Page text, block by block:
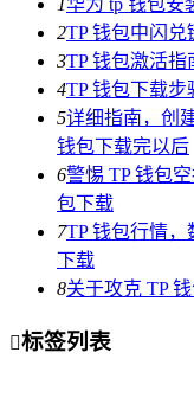
1华为 tp 钱包安
2TP 钱包中闪
3TP 钱包激活指
4TP 钱包下载
5详细指南，创
钱包下载完以后
6警惕 TP 钱包
包下载
7TP 钱包行情
下载
8关于攻克 TP
标签列表